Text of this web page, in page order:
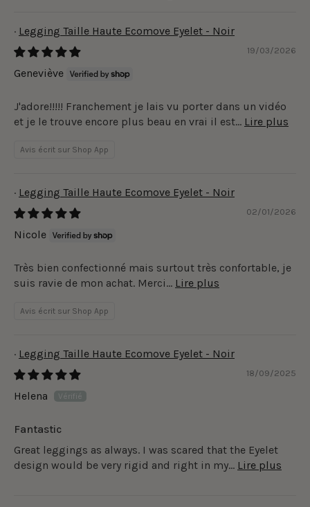
Legging Taille Haute Ecomove Eyelet - Noir
19/03/2026
Geneviève
J'adore!!!!! Franchement je lais vu porter dans un vidéo
et je le trouve encore plus beau en vrai il est... Lire plus
Avis écrit sur Shop App
Legging Taille Haute Ecomove Eyelet - Noir
02/01/2026
Nicole
Très bien confectionné mais surtout très confortable, je
suis ravie de mon achat. Merci... Lire plus
Avis écrit sur Shop App
Legging Taille Haute Ecomove Eyelet - Noir
18/09/2025
Helena
Fantastic
Great leggings as always. I was scared that the Eyelet
design would be very rigid and right in my... Lire plus